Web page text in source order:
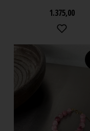
1.375,00